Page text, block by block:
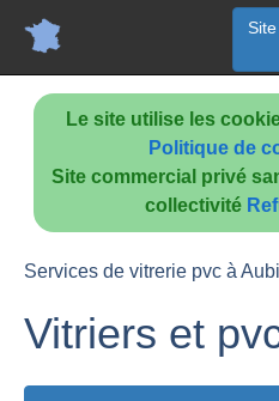
Le site utilise les
Politique de
Site commercial privé
collectivité
Services de vitrerie pvc à
Vitriers et